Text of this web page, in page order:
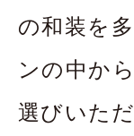
の和装を
ンの中か
選びいた